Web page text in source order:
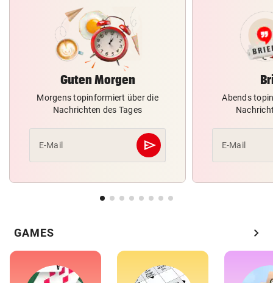
Guten Morgen
Morgens topinformiert über die
Nachrichten des Tages
E-Mail send
Abschicken
Abends
E-Mail
GAMES chevron_right